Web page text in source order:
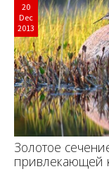
20
Dec
2013
Золотое
привлекающей